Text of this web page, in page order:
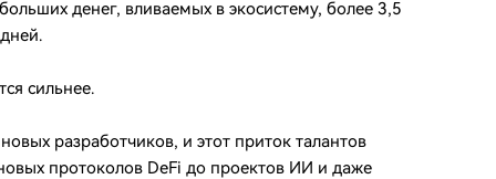
денег, вливаемых в экосистему, более 3,5
сильнее.
разработчиков, и этот приток талантов
протоколов DeFi до проектов ИИ и даже